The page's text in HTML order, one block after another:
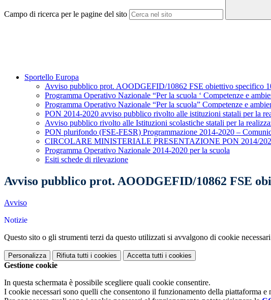
Campo di ricerca per le pagine del sito
Sportello Europa
Avviso pubblico prot. AOODGEFID/10862 FSE obiettivo specifico
Programma Operativo Nazionale “Per la scuola ‘ Competenze e
Programma Operativo Nazionale “Per la scuola” Competenze e
PON 2014-2020 avviso pubblico rivolto alle istituzioni statali per la
Avviso pubblico rivolto alle Istituzioni scolastiche statali per la
PON plurifondo (FSE-FESR) Programmazione 2014-2020 –
CIRCOLARE MINISTERIALE PRESENTAZIONE PON 2014/
Programma Operativo Nazionale 2014-2020 per la scuola
Esiti schede di rilevazione
Avviso pubblico prot. AOODGEFID/10862 FSE
Avviso
Notizie
Questo sito o gli strumenti terzi da questo utilizzati si avvalgono di cookie
Personalizza Rifiuta tutti i cookies Accetta tutti i cookies
Gestione cookie
In questa schermata è possibile scegliere quali cookie consentire.
I cookie necessari sono quelli che consentono il funzionamento della piattaforma e